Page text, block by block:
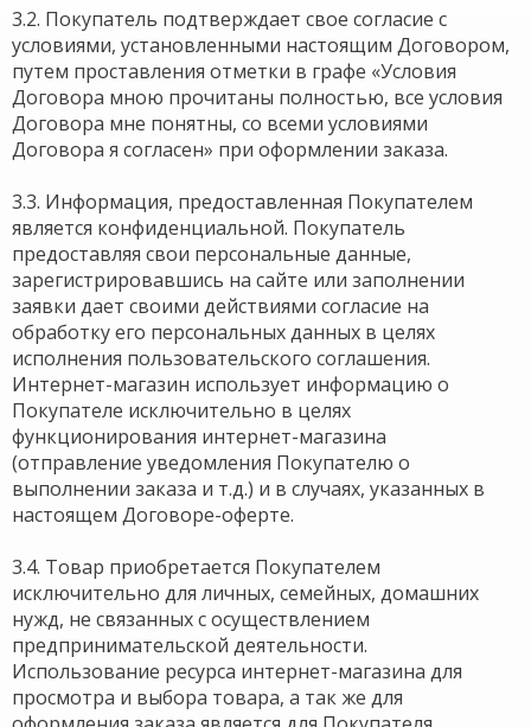
3.2. Покупатель подтверждает свое согласие с
условиями, установленными настоящим Договором,
путем проставления отметки в графе «Условия
Договора мною прочитаны полностью, все условия
Договора мне понятны, со всеми условиями
Договора я согласен» при оформлении заказа.
3.3. Информация, предоставленная Покупателем
является конфиденциальной. Покупатель
предоставляя свои персональные данные,
зарегистрировавшись на сайте или заполнении
заявки дает своими действиями согласие на
обработку его персональных данных в целях
исполнения пользовательского соглашения.
Интернет-магазин использует информацию о
Покупателе исключительно в целях
функционирования интернет-магазина
(отправление уведомления Покупателю о
выполнении заказа и т.д.) и в случаях, указанных в
настоящем Договоре-оферте.
3.4. Товар приобретается Покупателем
исключительно для личных, семейных, домашних
нужд, не связанных с осуществлением
предпринимательской деятельности.
Использование ресурса интернет-магазина для
просмотра и выбора товара, а так же для